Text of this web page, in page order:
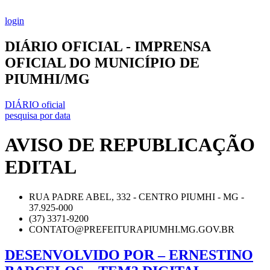
para
conteúdo
login
DIÁRIO OFICIAL - IMPRENSA
OFICIAL DO MUNICÍPIO DE
PIUMHI/MG
DIÁRIO oficial
pesquisa por data
AVISO DE REPUBLICAÇÃO
EDITAL
RUA PADRE ABEL, 332 - CENTRO PIUMHI - MG -
37.925-000
(37) 3371-9200
CONTATO@PREFEITURAPIUMHI.MG.GOV.BR
DESENVOLVIDO POR – ERNESTINO